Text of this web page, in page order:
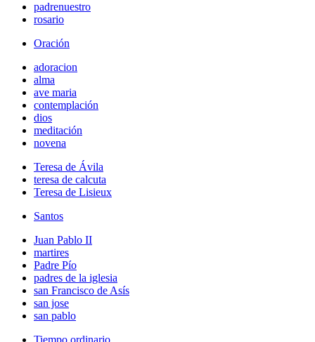
padrenuestro
rosario
Oración
adoracion
alma
ave maria
contemplación
dios
meditación
novena
Teresa de Ávila
teresa de calcuta
Teresa de Lisieux
Santos
Juan Pablo II
martires
Padre Pío
padres de la iglesia
san Francisco de Asís
san jose
san pablo
Tiempo ordinario